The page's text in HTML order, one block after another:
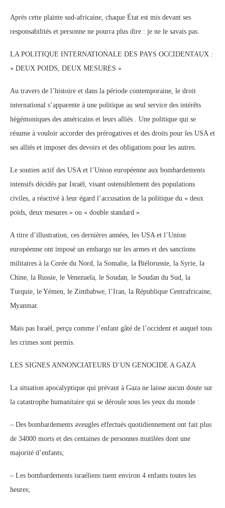
Après cette plainte sud-africaine, chaque État est mis devant ses
responsabilités et personne ne pourra plus dire : je ne le savais pas.
LA POLITIQUE INTERNATIONALE DES PAYS OCCIDENTAUX :
« DEUX POIDS, DEUX MESURES »
Au travers de l’histoire et dans la période contemporaine, le droit
international s’apparente à une politique au seul service des intérêts
hégémoniques des américains et leurs alliés . Une politique qui se
résume à vouloir accorder des prérogatives et des droits pour les USA et
ses alliés et imposer des devoirs et des obligations pour les autres.
Le soutien actif des USA et l’Union européenne aux bombardements
intensifs décidés par Israël, visant ostensiblement des populations
civiles, a réactivé à leur égard l’accusation de la politique du « deux
poids, deux mesures » ou « double standard ».
A titre d’illustration, ces dernières années, les USA et l’Union
européenne ont imposé un embargo sur les armes et des sanctions
militaires à la Corée du Nord, la Somalie, la Biélorussie, la Syrie, la
Chine, la Russie, le Venezuela, le Soudan, le Soudan du Sud, la
Turquie, le Yémen, le Zimbabwe, l’Iran, la République Centrafricaine,
Myanmar.
Mais pas Israël, perçu comme l’enfant gâté de l’occident et auquel tous
les crimes sont permis.
LES SIGNES ANNONCIATEURS D’UN GENOCIDE A GAZA
La situation apocalyptique qui prévaut à Gaza ne laisse aucun doute sur
la catastrophe humanitaire qui se déroule sous les yeux du monde :
– Des bombardements aveugles effectués quotidiennement ont fait plus
de 34000 morts et des centaines de personnes mutilées dont une
majorité d’enfants;
– Les bombardements israéliens tuent environ 4 enfants toutes les
heures;